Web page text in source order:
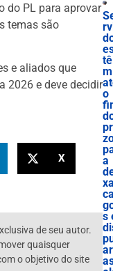
do PL para aprovar
temas são
e aliados que
2026 e deve decidir
X
de seu autor.
quaisquer
o objetivo do site
tê
m
o
a
s
ar